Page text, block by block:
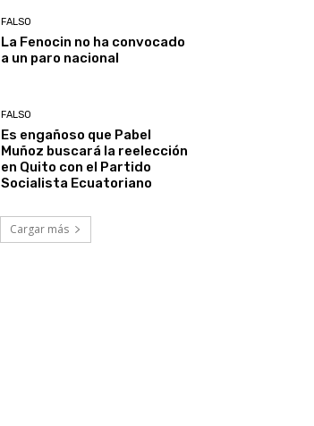
FALSO
La Fenocin no ha convocado
a un paro nacional
FALSO
Es engañoso que Pabel
Muñoz buscará la reelección
en Quito con el Partido
Socialista Ecuatoriano
Cargar más